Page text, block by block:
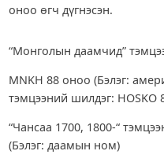
оноо өгч дүгнэсэн.
“Монголын даамчид”
MNKH 88 оноо (Бэлэг:
тэмцээний шилдэг: HOSKO
“Чансаа 1700, 1800-“
(Бэлэг: даамын ном)